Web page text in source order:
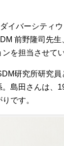
イバーシティ
前野隆司先
を担当させて
研究所研究
島田さんは、
です。